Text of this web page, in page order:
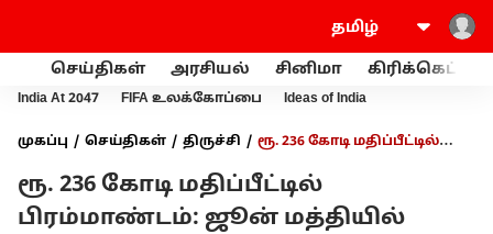
செய்திகள் அரசியல் சினிமா கிரிக்கெட்
India At 2047 FIFA உலக்கோப்பை Ideas of India
முகப்பு செய்திகள் திருச்சி
ரூ. 236 கோடி மதிப்பீட்டில்
கடைகளுக்கு ஏலம் தொடக்கம்!
ரூ. 236 கோடி மதிப்பீட்டில்
பிரம்மாண்டம்: ஜூன் மத்தியில்